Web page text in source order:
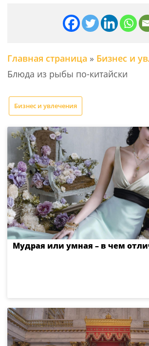
Главная страница » Бизнес и
Блюда из рыбы по-китайски
Бизнес и увлечения
Мудрая или умная – в чем